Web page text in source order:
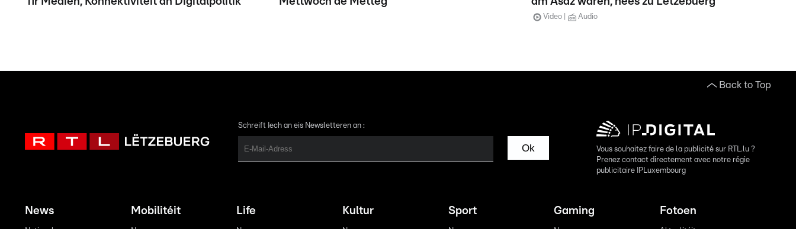
Video Audio
Back to Top
Schreift Iech an eis Newsletteren an :
Ok
Vous souhaitez faire de la publicité sur RTL.lu ?
Prenez contact directement avec notre régie
publicitaire IPLuxembourg
News Mobilitéit Life Kultur Sport Gaming Fotoen